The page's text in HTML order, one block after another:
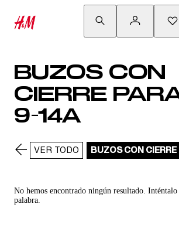
BUZOS CON
CIERRE
9-14A
VER TODO BUZOS CON CIERRE
No hemos encontrado ningún resultado.
palabra.